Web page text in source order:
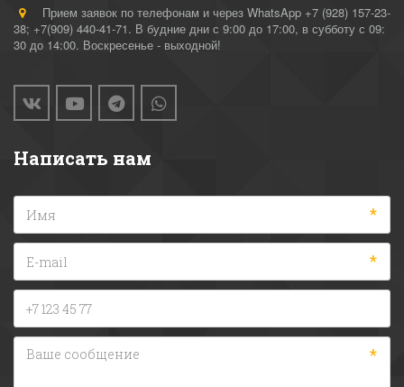
Прием заявок по телефонам и через WhatsApp +7 (928) 157-23-
38; +7(909) 440-41-71. В будние дни с 9:00 до 17:00, в субботу с 09:
30 до 14:00. Воскресенье - выходной!
Написать нам
*
*
*